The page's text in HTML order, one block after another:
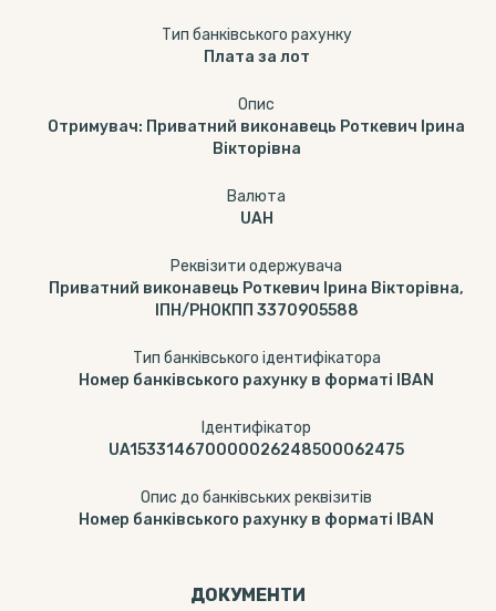
Тип банкiвського рахунку
Плата за лот
Опис
Отримувач: Приватний виконавець Роткевич Ірина
Вікторівна
Валюта
UAH
Реквізити одержувача
Приватний виконавець Роткевич Ірина Вікторівна,
ІПН/РНОКПП 3370905588
Тип банківського ідентифікатора
Номер банківського рахунку в форматі IBAN
Ідентифікатор
UA153314670000026248500062475
Опис до банківських реквізитів
Номер банківського рахунку в форматі IBAN
ДОКУМЕНТИ